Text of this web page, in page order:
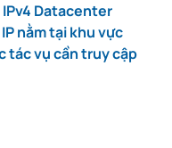
Datacenter
nằm tại khu vực
tác vụ cần truy cập